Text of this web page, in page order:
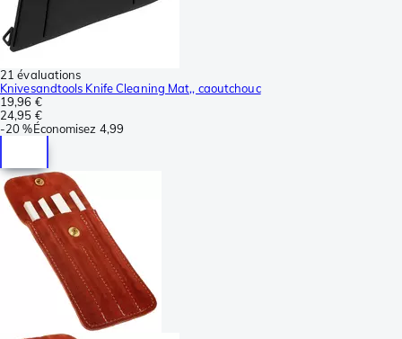
21 évaluations
Knivesandtools Knife Cleaning Mat,, caoutchouc
19,96 €
24,95 €
-20 %Économisez 4,99